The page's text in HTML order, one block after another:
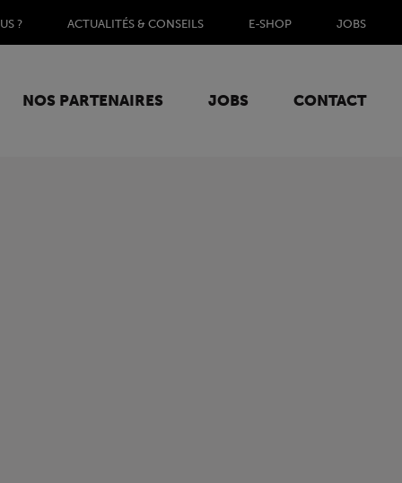
? ACTUALITÉS & CONSEILS E-SHOP JOBS
NOS PARTENAIRES JOBS CONTACT